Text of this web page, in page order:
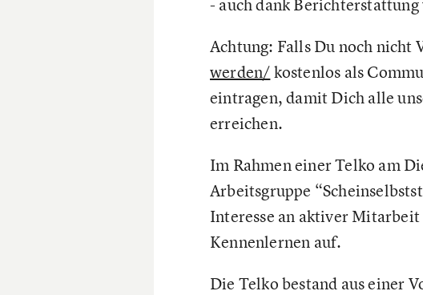
- auch dank
Achtung: Falls Du noch
werden/kostenlos als
eintragen, damit Dich alle
erreichen.
Im Rahmen einer Telko am
Arbeitsgruppe
Interesse an aktiver
Kennenlernen auf.
Die Telko bestand aus einer